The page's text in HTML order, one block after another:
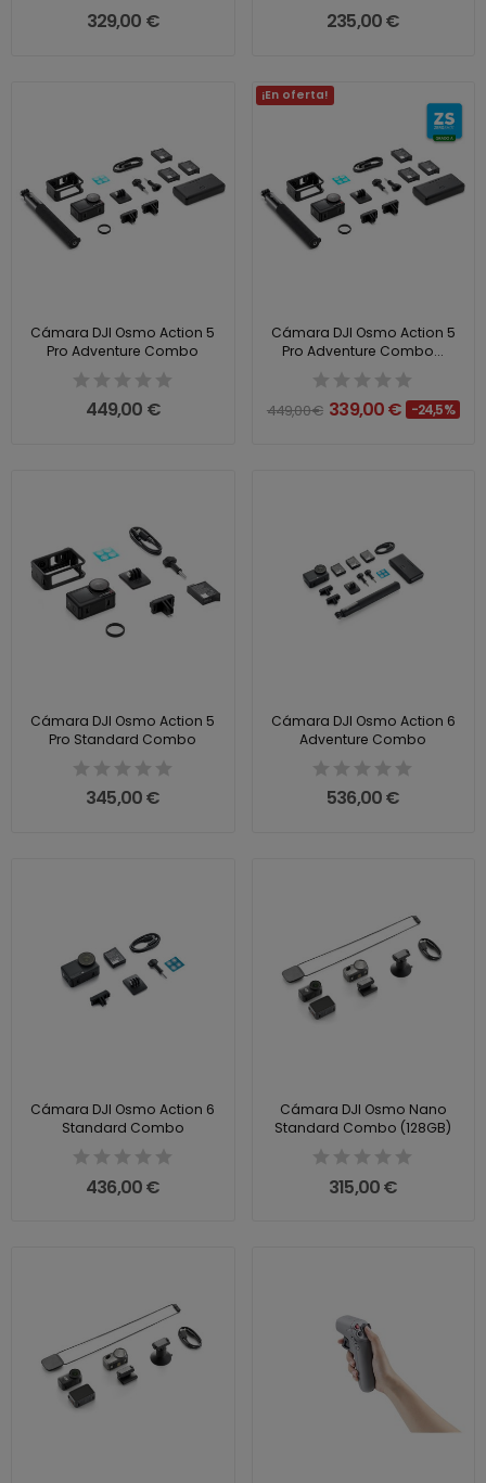
329,00 € 235,00 €
Cámara DJI Osmo Action 5
Pro Adventure Combo
449,00 €
¡En oferta!
Cámara DJI Osmo Action 5
Pro Adventure Combo...
449,00 € 339,00 € -24,5%
Cámara DJI Osmo Action 5
Pro Standard Combo
345,00 €
Cámara DJI Osmo Action 6
Adventure Combo
536,00 €
Cámara DJI Osmo Action 6
Standard Combo
436,00 €
Cámara DJI Osmo Nano
Standard Combo (128GB)
315,00 €